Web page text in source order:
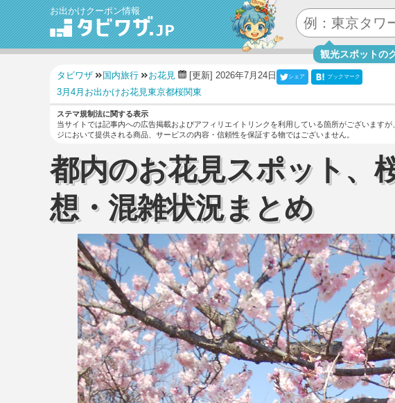
お出かけクーポン情報
観光スポットの
タビワザ 国内旅行 お花見 [更新] 2026年7月24日 シェア ブックマーク
3月 4月 お出かけお花見東京都桜関東
ステマ規制法に関する表示
当サイトでは記事内への広告掲載およびアフィリエイトリンクを利用している箇所がございます
ジにおいて提供される商品、サービスの内容・信頼性を保証する物ではございません。
都内のお花見スポット、
想・混雑状況まとめ